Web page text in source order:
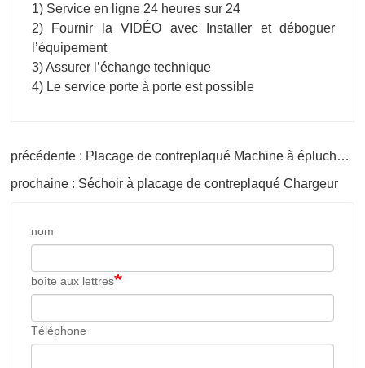
1) Service en ligne 24 heures sur 24
2) Fournir la VIDÉO avec Installer et déboguer
l’équipement
3) Assurer l’échange technique
4) Le service porte à porte est possible
précédente : Placage de contreplaqué Machine à éplucher le placage de bûches
prochaine : Séchoir à placage de contreplaqué Chargeur
nom
boîte aux lettres
Téléphone